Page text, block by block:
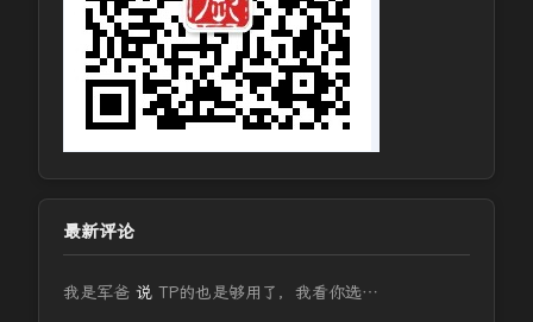
最新评论
我是军爸 说 TP的也是够用了，我看你选…